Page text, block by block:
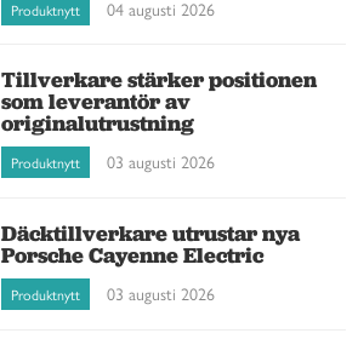
Produktnytt 04 augusti 2026
Tillverkare stärker positionen
som leverantör av
originalutrustning
Produktnytt 03 augusti 2026
Däcktillverkare utrustar nya
Porsche Cayenne Electric
Produktnytt 03 augusti 2026